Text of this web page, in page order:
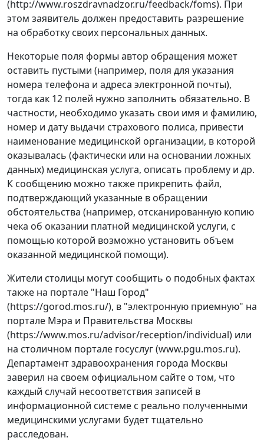
(http://www.roszdravnadzor.ru/feedback/foms). При
этом заявитель должен предоставить разрешение
на обработку своих персональных данных.
Некоторые поля формы автор обращения может
оставить пустыми (например, поля для указания
номера телефона и адреса электронной почты),
тогда как 12 полей нужно заполнить обязательно. В
частности, необходимо указать свои имя и фамилию,
номер и дату выдачи страхового полиса, привести
наименование медицинской организации, в которой
оказывалась (фактически или на основании ложных
данных) медицинская услуга, описать проблему и др.
К сообщению можно также прикрепить файл,
подтверждающий указанные в обращении
обстоятельства (например, отсканированную копию
чека об оказании платной медицинской услуги, с
помощью которой возможно установить объем
оказанной медицинской помощи).
Жители столицы могут сообщить о подобных фактах
также на портале "Наш Город"
(https://gorod.mos.ru/), в "электронную приемную" на
портале Мэра и Правительства Москвы
(https://www.mos.ru/advisor/reception/individual) или
на столичном портале госуслуг (www.pgu.mos.ru).
Департамент здравоохранения города Москвы
заверил на своем официальном сайте о том, что
каждый случай несоответствия записей в
информационной системе с реально полученными
медицинскими услугами будет тщательно
расследован.